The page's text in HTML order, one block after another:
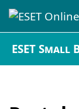
ESET Small